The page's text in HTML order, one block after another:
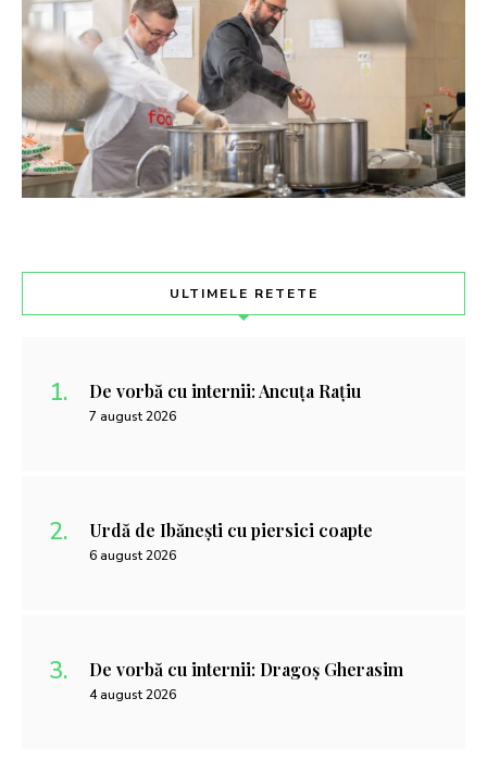
ULTIMELE RETETE
De vorbă cu internii: Ancuța Rațiu
7 august 2026
Urdă de Ibănești cu piersici coapte
6 august 2026
De vorbă cu internii: Dragoș Gherasim
4 august 2026